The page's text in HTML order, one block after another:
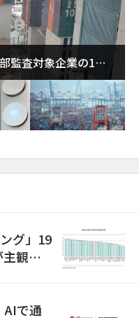
監査対象企業の1割
2.8倍増
グ」19
観的
AIで通